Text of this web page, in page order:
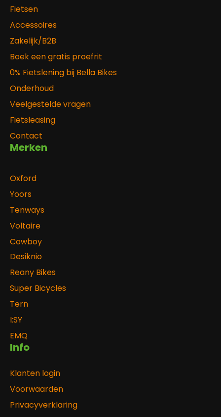
Fietsen
Accessoires
Zakelijk/B2B
Boek een gratis proefrit
0% Fietslening bij Bella Bikes
Onderhoud
Veelgestelde vragen
Fietsleasing
Contact
Merken
Oxford
Yoors
Tenways
Voltaire
Cowboy
Desiknio
Reany Bikes
Super Bicycles
Tern
I:SY
EMQ
Info
Klanten login
Voorwaarden
Privacyverklaring